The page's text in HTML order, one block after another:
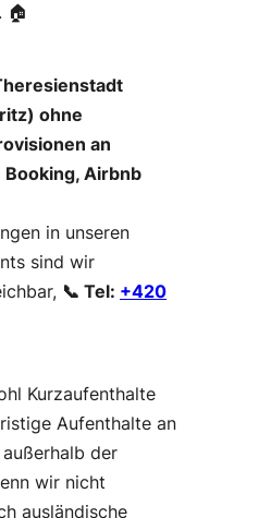
🏠
ohne
an
Airbnb
in unseren
sind wir
📞 Tel: +420
Kurzaufenthalte
Aufenthalte an
der
wir nicht
ausländische